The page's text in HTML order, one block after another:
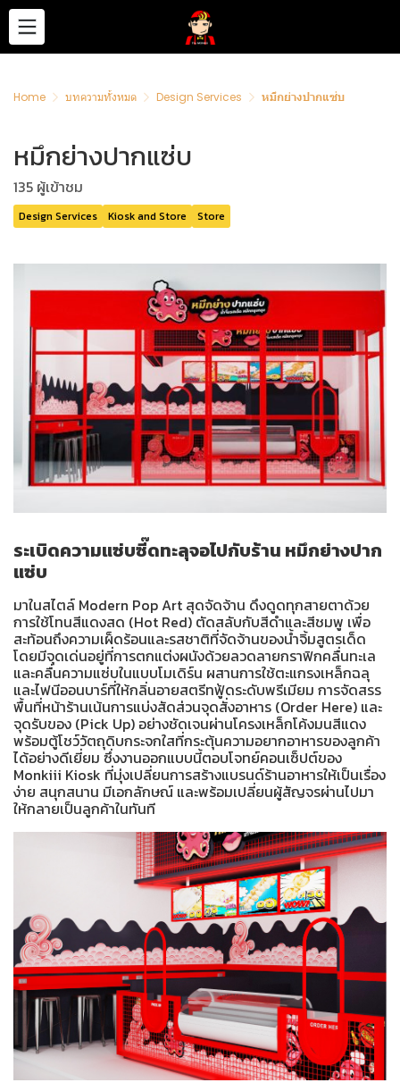
Home บทความทั้งหมด Design Services หมึกย่างปากแซ่บ
หมึกย่างปากแซ่บ
135 ผู้เข้าชม
Design Services Kiosk and Store Store
ระเบิดความแซ่บซี๊ดทะลุจอไปกับร้าน หมึกย่างปาก
แซ่บ
มาในสไตล์ Modern Pop Art สุดจัดจ้าน ดึงดูดทุกสายตาด้วย
การใช้โทนสีแดงสด (Hot Red) ตัดสลับกับสีดำและสีชมพู เพื่อ
สะท้อนถึงความเผ็ดร้อนและรสชาติที่จัดจ้านของน้ำจิ้มสูตรเด็ด
โดยมีจุดเด่นอยู่ที่การตกแต่งผนังด้วยลวดลายกราฟิกคลื่นทะเล
และคลื่นความแซ่บในแบบโมเดิร์น ผสานการใช้ตะแกรงเหล็กฉลุ
และไฟนีออนบาร์ที่ให้กลิ่นอายสตรีทฟู้ดระดับพรีเมียม การจัดสรร
พื้นที่หน้าร้านเน้นการแบ่งสัดส่วนจุดสั่งอาหาร (Order Here) และ
จุดรับของ (Pick Up) อย่างชัดเจนผ่านโครงเหล็กโค้งมนสีแดง
พร้อมตู้โชว์วัตถุดิบกระจกใสที่กระตุ้นความอยากอาหารของลูกค้า
ได้อย่างดีเยี่ยม ซึ่งงานออกแบบนี้ตอบโจทย์คอนเซ็ปต์ของ
Monkiii Kiosk ที่มุ่งเปลี่ยนการสร้างแบรนด์ร้านอาหารให้เป็นเรื่อง
ง่าย สนุกสนาน มีเอกลักษณ์ และพร้อมเปลี่ยนผู้สัญจรผ่านไปมา
ให้กลายเป็นลูกค้าในทันที